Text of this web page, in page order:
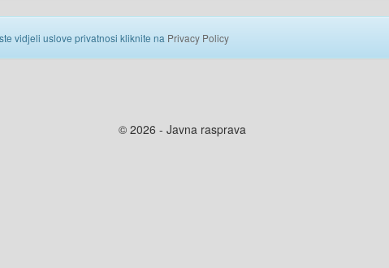
vidjeli uslove privatnosi kliknite na Privacy Policy
© 2026 - Javna rasprava